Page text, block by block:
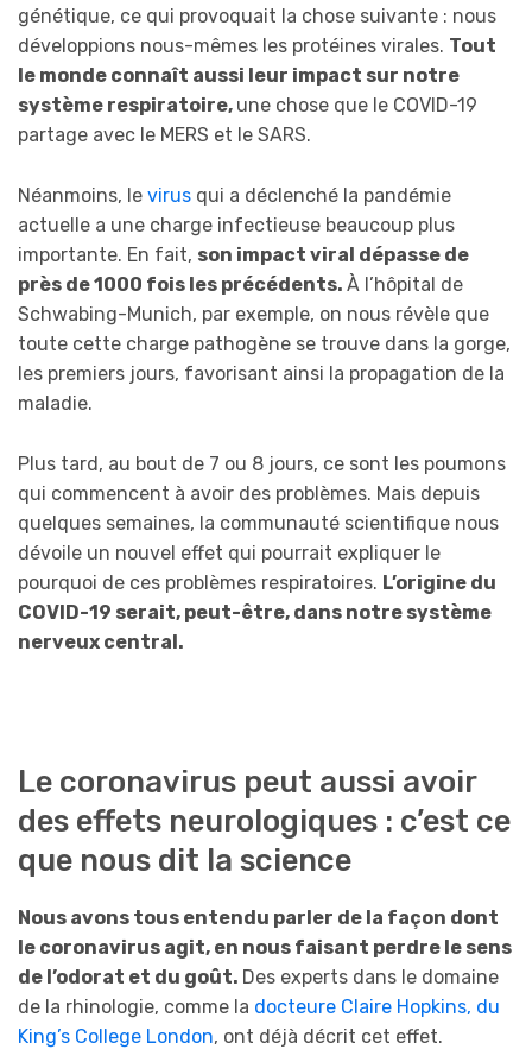
génétique, ce qui provoquait la chose suivante : nous
développions nous-mêmes les protéines virales. Tout
le monde connaît aussi leur impact sur notre
système respiratoire, une chose que le COVID-19
partage avec le MERS et le SARS.
Néanmoins, le virus qui a déclenché la pandémie
actuelle a une charge infectieuse beaucoup plus
importante. En fait, son impact viral dépasse de
près de 1000 fois les précédents. À l’hôpital de
Schwabing-Munich, par exemple, on nous révèle que
toute cette charge pathogène se trouve dans la gorge,
les premiers jours, favorisant ainsi la propagation de la
maladie.
Plus tard, au bout de 7 ou 8 jours, ce sont les poumons
qui commencent à avoir des problèmes. Mais depuis
quelques semaines, la communauté scientifique nous
dévoile un nouvel effet qui pourrait expliquer le
pourquoi de ces problèmes respiratoires. L’origine du
COVID-19 serait, peut-être, dans notre système
nerveux central.
Le coronavirus peut aussi avoir
des effets neurologiques : c’est ce
que nous dit la science
Nous avons tous entendu parler de la façon dont
le coronavirus agit, en nous faisant perdre le sens
de l’odorat et du goût. Des experts dans le domaine
de la rhinologie, comme la docteure Claire Hopkins, du
King’s College London, ont déjà décrit cet effet.